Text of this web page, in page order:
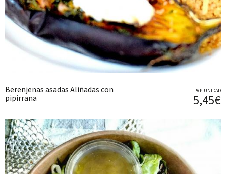
Berenjenas asadas Aliñadas con
pipirrana
P.V.P. UNIDAD
5,45€